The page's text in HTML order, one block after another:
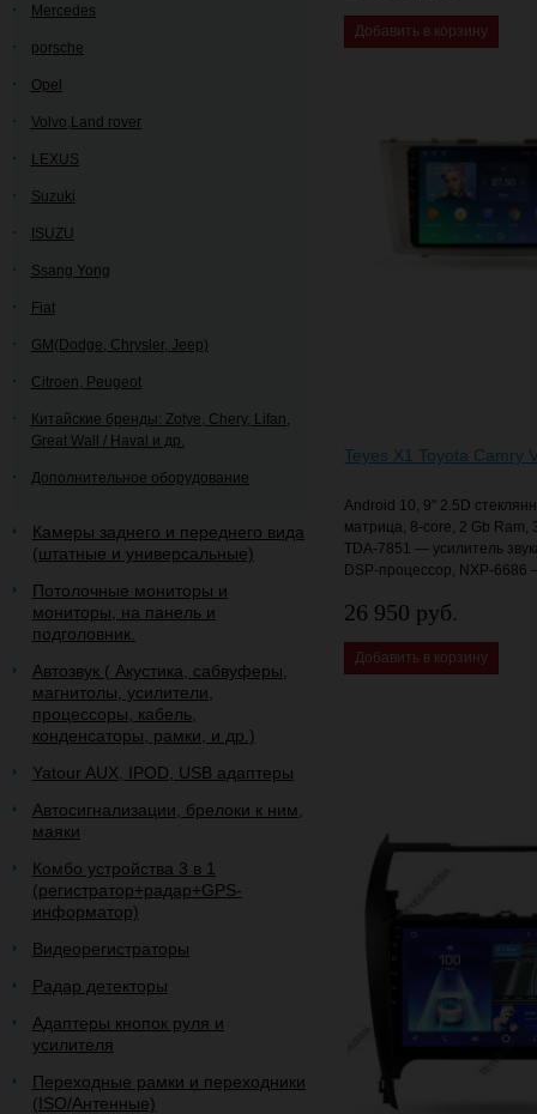
Mercedes
porsche
Opel
Volvo,Land rover
LEXUS
Suzuki
ISUZU
Ssang Yong
Fiat
GM(Dodge, Chrysler, Jeep)
Citroen, Peugeot
Китайские бренды: Zotye, Chery, Lifan,
Great Wall / Haval и др.
Дополнительное оборудование
Камеры заднего и переднего вида
(штатные и универсальные)
Потолочные мониторы и
мониторы, на панель и
подголовник.
Автозвук ( Акустика, сабвуферы,
магнитолы, усилители,
процессоры, кабель,
конденсаторы, рамки, и др.)
Yatour AUX, IPOD, USB адаптеры
Автосигнализации, брелоки к ним,
маяки
Комбо устройства 3 в 1
(регистратор+радар+GPS-
информатор)
Видеорегистраторы
Радар детекторы
Адаптеры кнопок руля и
усилителя
Переходные рамки и переходники
(ISO/Антенные)
Добавить в корзину
Teyes X1 Toyota Camry
Android 10, 9" 2.5D
матрица, 8-core, 2 Gb Ram,
TDA-7851 — усилитель
DSP-процессор, NXP-6686
26 950 руб.
Добавить в корзину